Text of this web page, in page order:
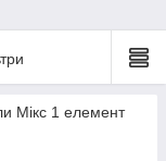
Мікс 1 елемент